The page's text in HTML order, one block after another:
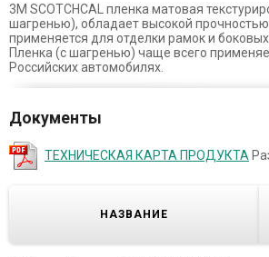
3М SCOTCHCAL пленка матовая
шагренью), обладает высокой
применяется для отделки рамок и
Пленка (с шагренью) чаще всего
Российских автомобилях.
Документы
ТЕХНИЧЕСКАЯ КАРТА ПРОДУКТА
НАЗВАНИЕ